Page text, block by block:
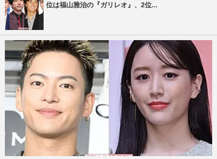
位は福山雅治の『ガリレオ』、2位...